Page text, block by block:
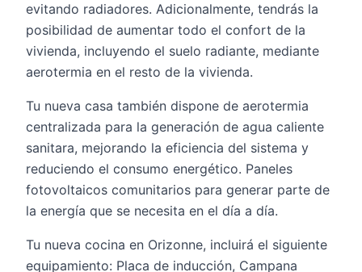
evitando radiadores. Adicionalmente, tendrás la
posibilidad de aumentar todo el confort de la
vivienda, incluyendo el suelo radiante, mediante
aerotermia en el resto de la vivienda.
Tu nueva casa también dispone de aerotermia
centralizada para la generación de agua caliente
sanitara, mejorando la eficiencia del sistema y
reduciendo el consumo energético. Paneles
fotovoltaicos comunitarios para generar parte de
la energía que se necesita en el día a día.
Tu nueva cocina en Orizonne, incluirá el siguiente
equipamiento: Placa de inducción, Campana